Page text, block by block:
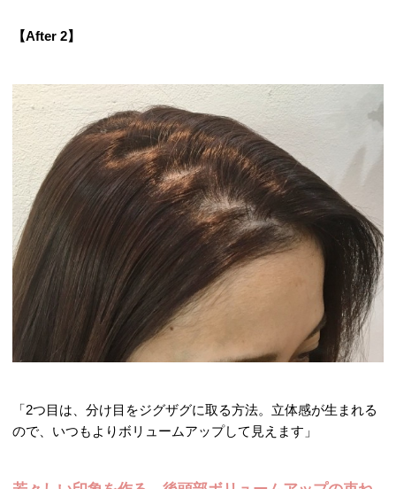
【After 2】
「2つ目は、分け目をジグザグに取る方法。立体感が生まれる
ので、いつもよりボリュームアップして見えます」